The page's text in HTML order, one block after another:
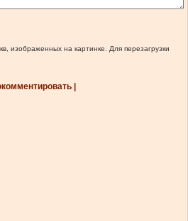
изображенных на картинке. Для перезагрузки
|